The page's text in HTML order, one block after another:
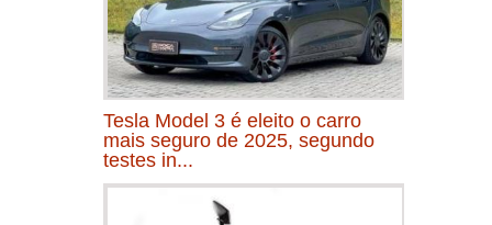
Tesla Model 3 é eleito o carro
mais seguro de 2025, segundo
testes in...